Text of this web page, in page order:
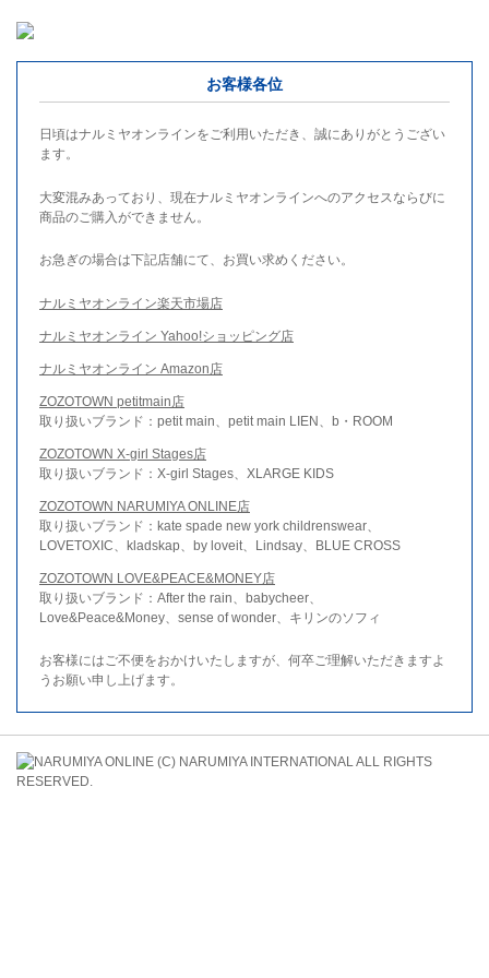
お客様各位
日頃はナルミヤオンラインをご利用いただき、誠にありがとうござい
ます。
大変混みあっており、現在ナルミヤオンラインへのアクセスならびに
商品のご購入ができません。
お急ぎの場合は下記店舗にて、お買い求めください。
ナルミヤオンライン楽天市場店
ナルミヤオンライン Yahoo!ショッピング店
ナルミヤオンライン Amazon店
ZOZOTOWN petitmain店
取り扱いブランド：petit main、petit main LIEN、b・ROOM
ZOZOTOWN X-girl Stages店
取り扱いブランド：X-girl Stages、XLARGE KIDS
ZOZOTOWN NARUMIYA ONLINE店
取り扱いブランド：kate spade new york childrenswear、
LOVETOXIC、kladskap、by loveit、Lindsay、BLUE CROSS
ZOZOTOWN LOVE&PEACE&MONEY店
取り扱いブランド：After the rain、babycheer、
Love&Peace&Money、sense of wonder、キリンのソフィ
お客様にはご不便をおかけいたしますが、何卒ご理解いただきますよ
うお願い申し上げます。